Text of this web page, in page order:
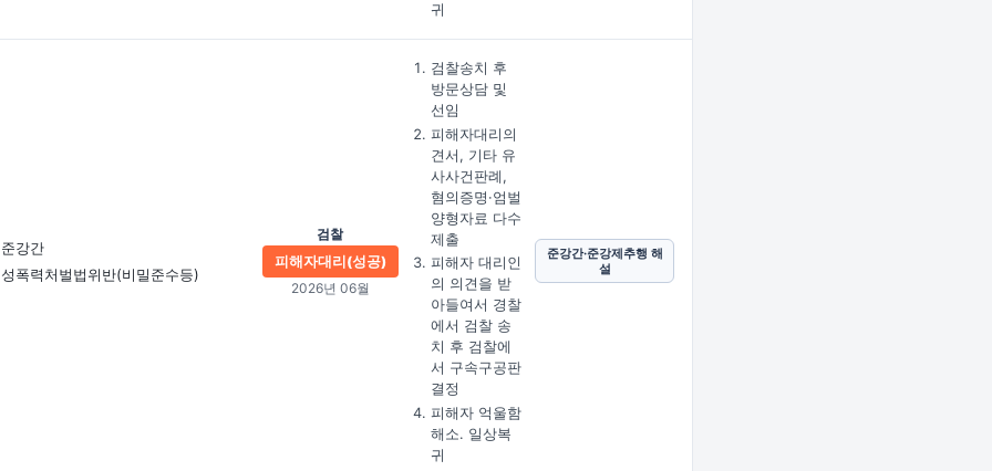
귀
준강간
성폭력처벌법위반(비밀준수등)
검찰
피해자대리(성공)
2026년 06월
검찰송치 후
방문상담 및
선임
피해자대리의
견서, 기타 유
사사건판례,
혐의증명·엄벌
양형자료 다수
제출
피해자 대리인
의 의견을 받
아들여서 경찰
에서 검찰 송
치 후 검찰에
서 구속구공판
결정
피해자 억울함
해소. 일상복
귀
준강간·준강제추행 해
설